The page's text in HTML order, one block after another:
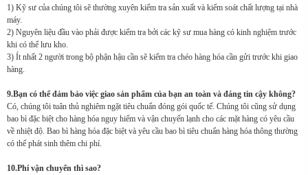
1) Kỹ sư của chúng tôi sẽ thường xuyên kiểm tra sản xuất và kiểm soát chất lượng tại nhà
máy.
2) Nguyên liệu đầu vào phải được kiểm tra bởi các kỹ sư mua hàng có kinh nghiệm trước
khi có thể lưu kho.
3) Ít nhất 2 người trong bộ phận hậu cần sẽ kiểm tra chéo hàng hóa cần gửi trước khi giao
hàng.
9.Bạn có thể đảm bảo việc giao sản phẩm của bạn an toàn và đáng tin cậy không?
Có, chúng tôi tuân thủ nghiêm ngặt tiêu chuẩn đóng gói quốc tế. Chúng tôi cũng sử dụng
bao bì đặc biệt cho hàng hóa nguy hiểm và vận chuyển lạnh cho các mặt hàng có yêu cầu
về nhiệt độ. Bao bì hàng hóa đặc biệt và yêu cầu bao bì tiêu chuẩn hàng hóa thông thường
có thể phát sinh thêm chi phí.
10.Phí vận chuyển thì sao?